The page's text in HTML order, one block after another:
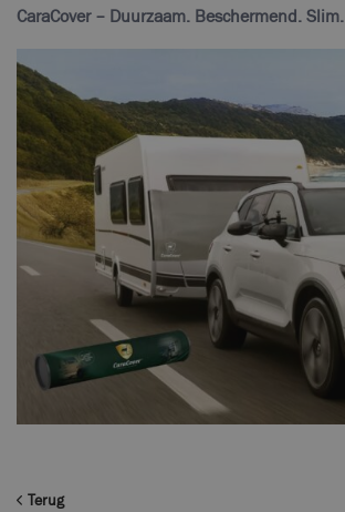
Terug
CaraCover – Duurzaam. Beschermend. Slim.